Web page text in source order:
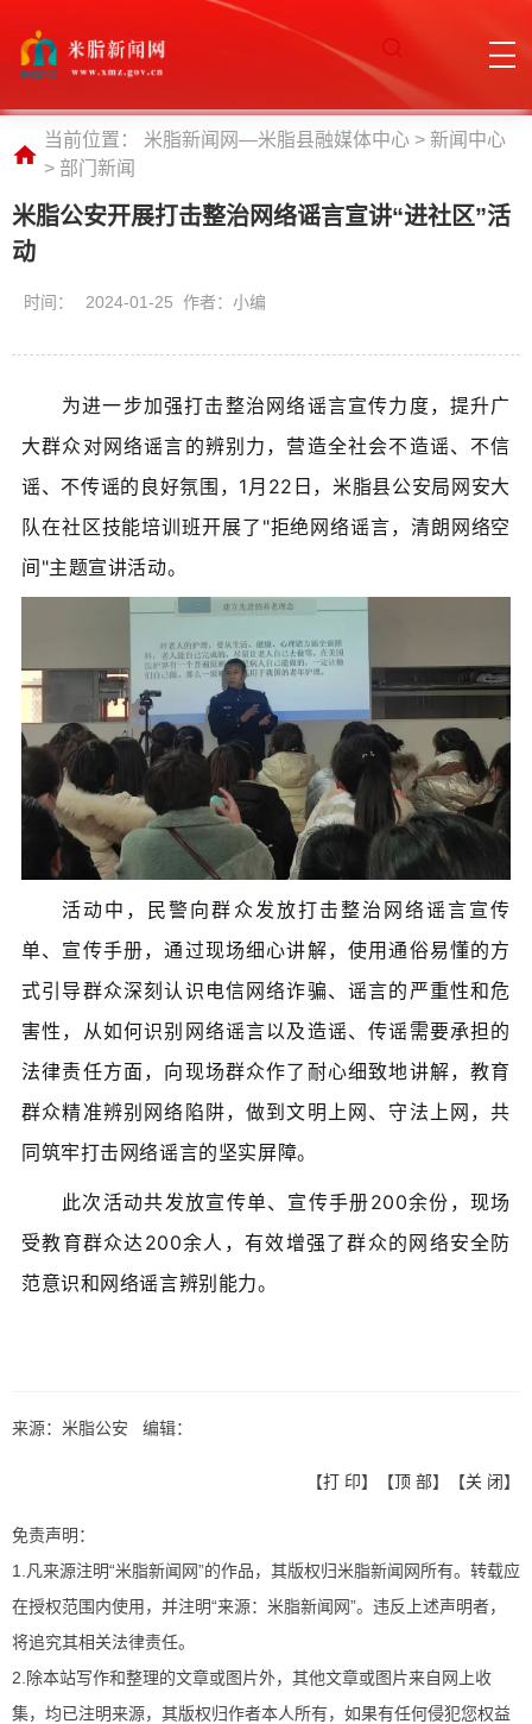
当前位置： 米脂新闻网—米脂县融媒体中心 > 新闻中心
> 部门新闻
米脂公安开展打击整治网络谣言宣讲“进社区”活
动
时间： 2024-01-25 作者：小编
为进一步加强打击整治网络谣言宣传力度，提升广
大群众对网络谣言的辨别力，营造全社会不造谣、不信
谣、不传谣的良好氛围，1月22日，米脂县公安局网安大
队在社区技能培训班开展了"拒绝网络谣言，清朗网络空
间"主题宣讲活动。
活动中，民警向群众发放打击整治网络谣言宣传
单、宣传手册，通过现场细心讲解，使用通俗易懂的方
式引导群众深刻认识电信网络诈骗、谣言的严重性和危
害性，从如何识别网络谣言以及造谣、传谣需要承担的
法律责任方面，向现场群众作了耐心细致地讲解，教育
群众精准辨别网络陷阱，做到文明上网、守法上网，共
同筑牢打击网络谣言的坚实屏障。
此次活动共发放宣传单、宣传手册200余份，现场
受教育群众达200余人，有效增强了群众的网络安全防
范意识和网络谣言辨别能力。
来源：米脂公安 编辑：
【打 印】【顶 部】【关 闭】
免责声明：
1.凡来源注明“米脂新闻网”的作品，其版权归米脂新闻网所有。转载应
在授权范围内使用，并注明“来源：米脂新闻网”。违反上述声明者，
将追究其相关法律责任。
2.除本站写作和整理的文章或图片外，其他文章或图片来自网上收
集，均已注明来源，其版权归作者本人所有，如果有任何侵犯您权益